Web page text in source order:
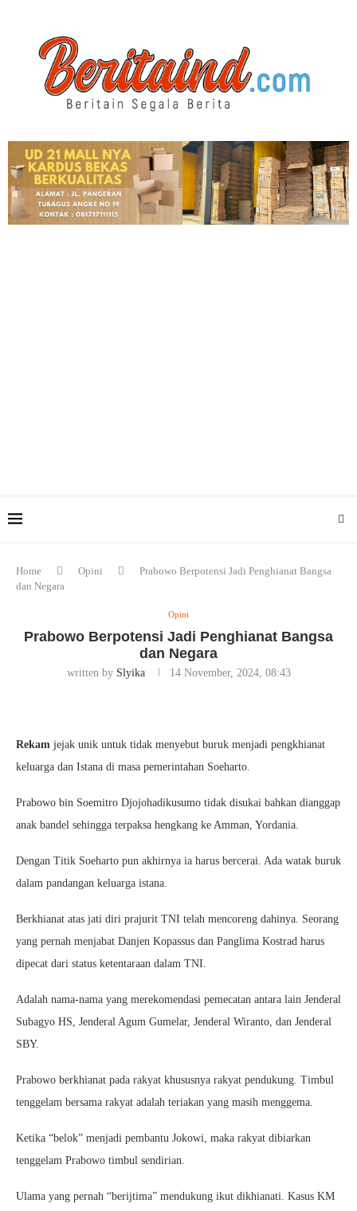
Home Opini
Prabowo Berpotensi Jadi Penghianat Bangsa
dan Negara
Opini
Prabowo Berpotensi Jadi Penghianat Bangsa
dan Negara
written by Slyika 14 November, 2024, 08:43
Rekam jejak unik untuk tidak menyebut buruk menjadi pengkhianat
keluarga dan Istana di masa pemerintahan Soeharto.
Prabowo bin Soemitro Djojohadikusumo tidak disukai bahkan dianggap
anak bandel sehingga terpaksa hengkang ke Amman, Yordania.
Dengan Titik Soeharto pun akhirnya ia harus bercerai. Ada watak buruk
dalam pandangan keluarga istana.
Berkhianat atas jati diri prajurit TNI telah mencoreng dahinya. Seorang
yang pernah menjabat Danjen Kopassus dan Panglima Kostrad harus
dipecat dari status ketentaraan dalam TNI.
Adalah nama-nama yang merekomendasi pemecatan antara lain Jenderal
Subagyo HS, Jenderal Agum Gumelar, Jenderal Wiranto, dan Jenderal
SBY.
Prabowo berkhianat pada rakyat khususnya rakyat pendukung. Timbul
tenggelam bersama rakyat adalah teriakan yang masih menggema.
Ketika “belok” menjadi pembantu Jokowi, maka rakyat dibiarkan
tenggelam Prabowo timbul sendirian.
Ulama yang pernah “berijtima” mendukung ikut dikhianati. Kasus KM